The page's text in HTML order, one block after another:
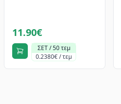
11.90€
ΣΕΤ / 50 τεμ
0.2380€ / τεμ